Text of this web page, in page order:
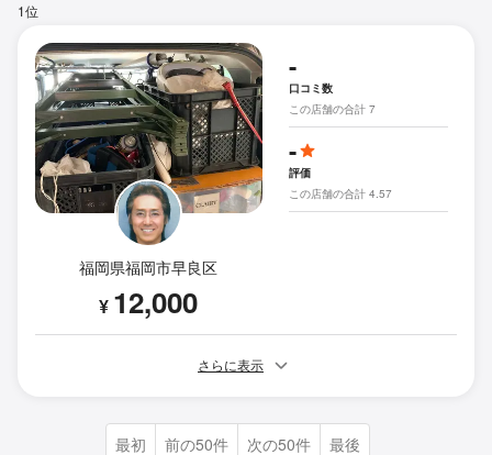
1位
福岡県福岡市早良区
¥ 12,000
-
口コミ数
この店舗の合計 7
-
評価
この店舗の合計 4.57
さらに表示
最初 前の50件 次の50件 最後